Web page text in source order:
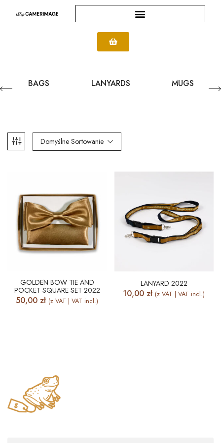
BAGS LANYARDS MUGS
Domyślne Sortowanie
GOLDEN BOW TIE AND
POCKET SQUARE SET 2022
50,00zł (z VAT | VAT incl.)
LANYARD 2022
10,00zł (z VAT | VAT incl.)